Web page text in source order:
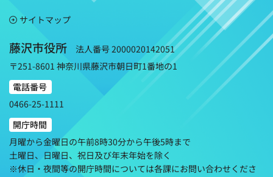
サイトマップ
藤沢市役所
法人番号 2000020142051
〒251-8601 神奈川県藤沢市朝日町1番地の1
電話番号
0466-25-1111
開庁時間
月曜から金曜日の午前8時30分から午後5時まで
土曜日、日曜日、祝日及び年末年始を除く
※休日・夜間等の開庁時間については各課にお問い合わせくださ